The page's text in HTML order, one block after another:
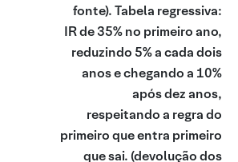
fonte). Tabela regressiva:
IR de 35% no primeiro ano,
reduzindo 5% a cada dois
anos e chegando a 10%
após dez anos,
respeitando a regra do
primeiro que entra primeiro
que sai. (devolução dos